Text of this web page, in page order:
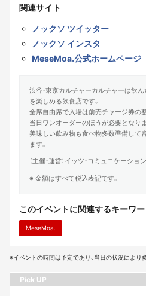
関連サイト
ノックソ ツイッター
ノックソ インスタ
MeseMoa.公式ホームページ
渋谷・東京カルチャーカルチャーは飲
を楽しめる飲食店です。
全席自由席で入場は前売チャージ券の
当日ワンオーダーのほうが必要となりま
美味しい飲み物も食べ物多数準備して
ます。
（主催・運営：イッツ・コミュニケーショ
※ 金額はすべて税込表記です。
このイベントに関連するキーワー
MeseMoa.
※イベントの時間は予定であり、当日の状況により
Pick UP